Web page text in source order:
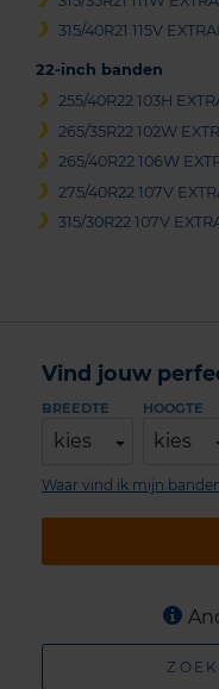
315/40R21 115V
22-inch banden
255/40R22 103H
265/35R22 102W
265/40R22 106W
275/40R22 107V
315/30R22 107V
Vind jouw
BREEDTE
kies
HOOGTE
kies
Waar vind ik mijn